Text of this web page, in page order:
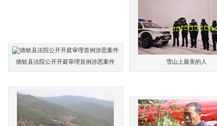
德钦县法院公开开庭审理首例涉恶案件 雪山上最美的人